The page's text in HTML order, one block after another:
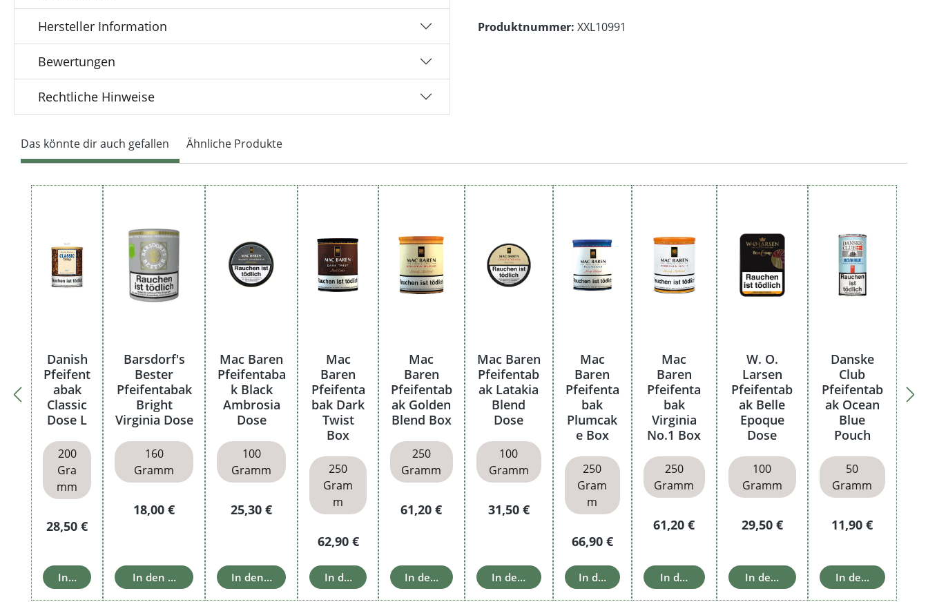
Hersteller Information
Bewertungen
Rechtliche Hinweise
Produktnummer: XXL10991
Das könnte dir auch gefallen Ähnliche Produkte
Produktgalerie überspringen
Danish
Pfeifent
abak
Classic
Dose L
200
Gra
mm
Regulärer Preis:
28,50 €
In den Warenkorb
Barsdorf's
Bester
Pfeifentabak
Bright
Virginia Dose
160
Gramm
Regulärer Preis:
18,00 €
In den Warenkorb
Mac Baren
Pfeifentaba
k Black
Ambrosia
Dose
100
Gramm
Regulärer Preis:
25,30 €
In den Warenkorb
Mac
Baren
Pfeifenta
bak Dark
Twist
Box
250
Gram
m
Regulärer Preis:
62,90 €
In den Warenkorb
Mac
Baren
Pfeifentab
ak Golden
Blend Box
250
Gramm
Regulärer Preis:
61,20 €
In den Warenkorb
Mac Baren
Pfeifentab
ak Latakia
Blend
Dose
100
Gramm
Regulärer Preis:
31,50 €
In den Warenkorb
Mac
Baren
Pfeifenta
bak
Plumcak
e Box
250
Gram
m
Regulärer Preis:
66,90 €
In den Warenkorb
Mac
Baren
Pfeifenta
bak
Virginia
No.1 Box
250
Gramm
Regulärer Preis:
61,20 €
In den Warenkorb
W. O.
Larsen
Pfeifentab
ak Belle
Epoque
Dose
100
Gramm
Regulärer Preis:
29,50 €
In den Warenkorb
Danske
Club
Pfeifentab
ak Ocean
Blue
Pouch
50
Gramm
Regulärer Preis:
11,90 €
In den Warenkorb